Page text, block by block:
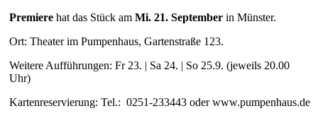
Premiere hat das Stück am Mi. 21. September in Münster.
Ort: Theater im Pumpenhaus, Gartenstraße 123.
Weitere Aufführungen: Fr 23. | Sa 24. | So 25.9. (jeweils 20.00
Uhr)
Kartenreservierung: Tel.: 0251-233443 oder www.pumpenhaus.de